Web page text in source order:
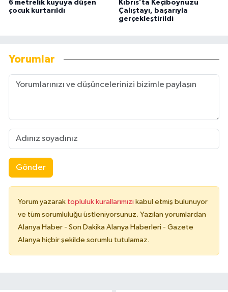
6 metrelik kuyuya düşen
çocuk kurtarıldı
Kıbrıs’ta Keçiboynuzu
Çalıştayı, başarıyla
gerçekleştirildi
Yorumlar
Gönder
Yorum yazarak topluluk kurallarımızı kabul etmiş bulunuyor
ve tüm sorumluluğu üstleniyorsunuz. Yazılan yorumlardan
Alanya Haber - Son Dakika Alanya Haberleri - Gazete
Alanya hiçbir şekilde sorumlu tutulamaz.